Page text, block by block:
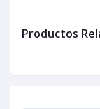
Productos